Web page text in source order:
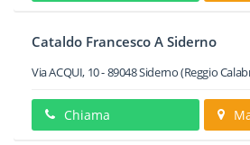
Cataldo Francesco A Siderno
Via ACQUI, 10-89048Siderno(Reggio
Chiama